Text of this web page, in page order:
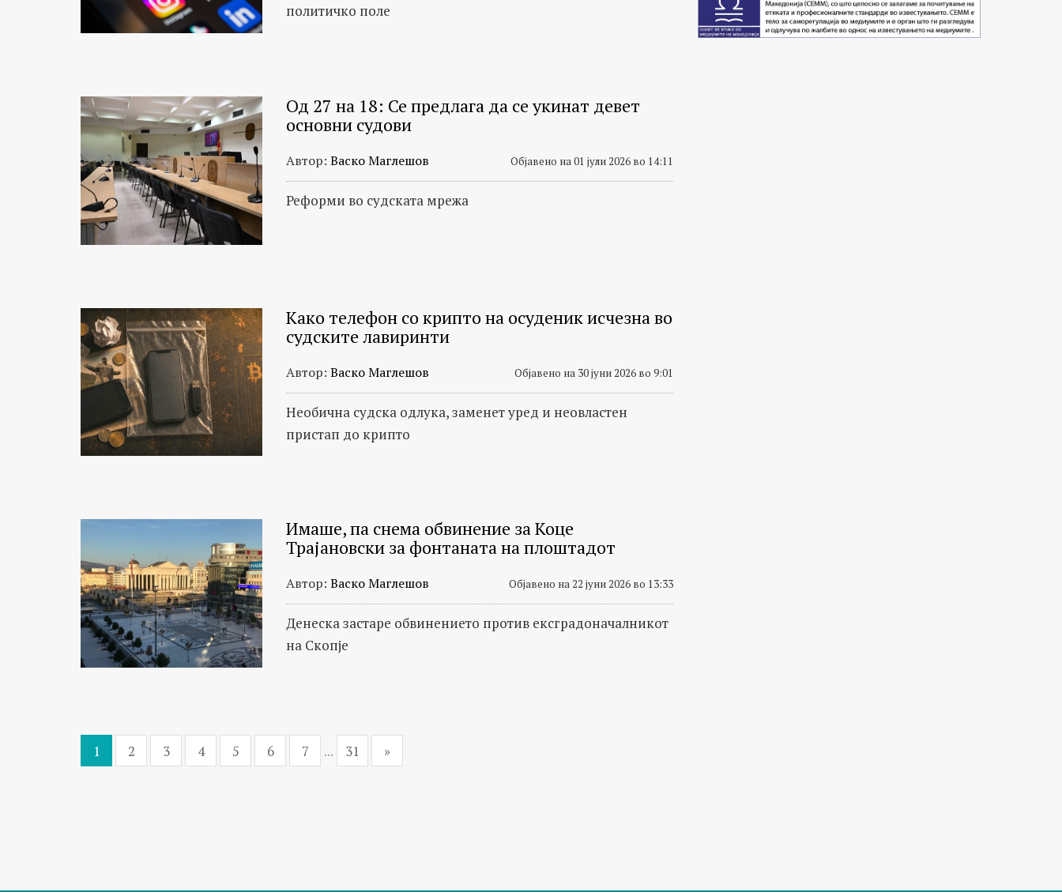
политичко поле
Од 27 на 18: Се предлага да се укинат девет
основни судови
Автор: Васко Маглешов Објавено на 01 јули 2026 во 14:11
Реформи во судската мрежа
Како телефон со крипто на осуденик исчезна во
судските лавиринти
Автор: Васко Маглешов Објавено на 30 јуни 2026 во 9:01
Необична судска одлука, заменет уред и неовластен
пристап до крипто
Имаше, па снема обвинение за Коце
Трајановски за фонтаната на плоштадот
Автор: Васко Маглешов Објавено на 22 јуни 2026 во 13:33
Денеска застаре обвинението против ексградоначалникот
на Скопје
1 2 3 4 5 6 7 ... 31 »